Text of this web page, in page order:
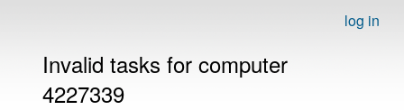
log in
Invalid tasks for computer
4227339